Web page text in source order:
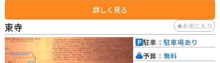
ゆかりのものも多く保存されています。臨済宗南禅寺派の門跡寺院であり、
格調高い池泉観賞式庭園には春にツツジや椿、秋には紅葉が楽しめます。通
常非公開ですが、春と秋に特別公開されます。少し足元の悪い石段を上り下
りする必要があるので、足の悪い方はご注意ください。
詳しく見る
東寺 お気に入り
駐車： 駐車場あり
予算： 無料